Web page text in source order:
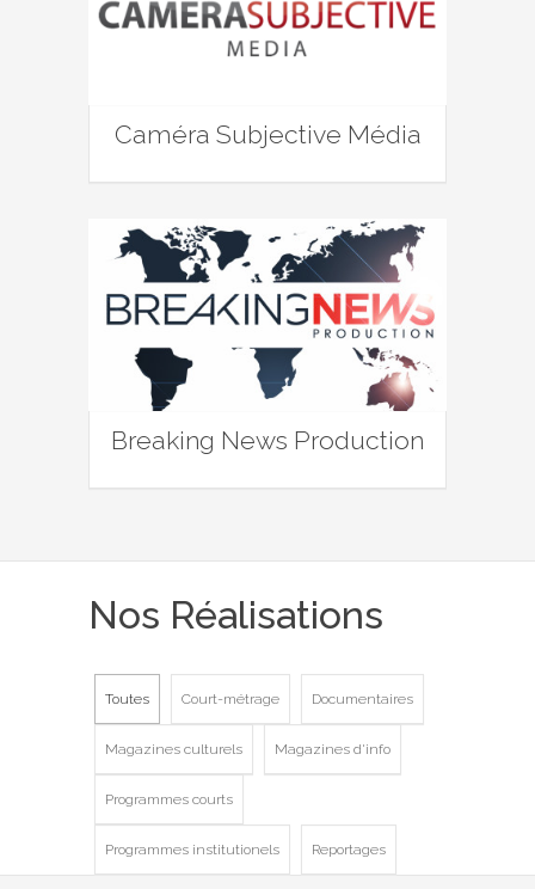
Caméra Subjective Média
Breaking News Production
Nos Réalisations
Toutes Court-métrage Documentaires
Magazines culturels Magazines d'info
Programmes courts
Programmes institutionels Reportages